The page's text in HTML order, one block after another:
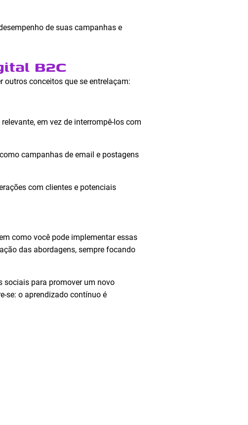
de suas campanhas e
B2C
outros conceitos que se entrelaçam:
em vez de interrompê-los com
campanhas de email e postagens
com clientes e potenciais
como você pode implementar essas
das abordagens, sempre focando
sociais para promover um novo
se: o aprendizado contínuo é